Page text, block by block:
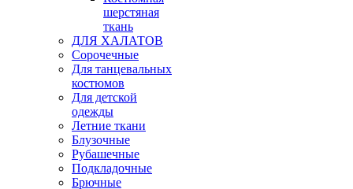
шерстяная
ткань
ДЛЯ ХАЛАТОВ
Сорочечные
Для танцевальных
костюмов
Для детской
одежды
Летние ткани
Блузочные
Рубашечные
Подкладочные
Брючные